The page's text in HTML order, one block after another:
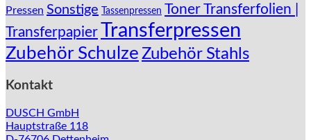
Pressen Sonstige Tassenpressen Toner Transferfolien |
TransferpapierTransferpressen
Zubehör Schulze Zubehör Stahls
Kontakt
DUSCH GmbH
Hauptstraße 118